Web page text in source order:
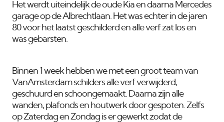
Het werdt uiteindelijk de oude Kia en daarna Mercedes
garage op de Albrechtlaan. Het was echter in de jaren
80 voor het laatst geschilderd en alle verf zat los en
was gebarsten.
Binnen 1 week hebben we met een groot team van
VanAmsterdam schilders alle verf verwijderd,
geschuurd en schoongemaakt. Daarna zijn alle
wanden, plafonds en houtwerk door gespoten. Zelfs
op Zaterdag en Zondag is er gewerkt zodat de